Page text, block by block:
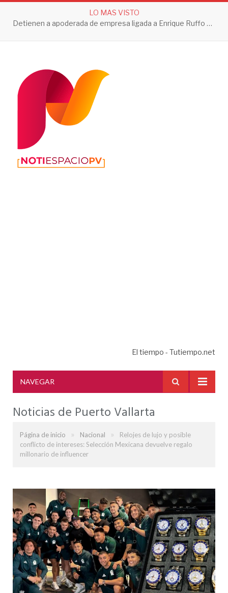
LO MAS VISTO
Detienen a apoderada de empresa ligada a Enrique Ruffo por investigación de Huachicol Fiscal
El tiempo - Tutiempo.net
NAVEGAR
Noticias de Puerto Vallarta
Página de inicio » Nacional »
Relojes de lujo y posible
conflicto de intereses: Selección Mexicana devuelve regalo
millonario de influencer